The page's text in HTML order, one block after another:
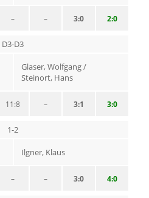
2:0
3:0
–
–
D3-D3
Glaser, Wolfgang /
Steinort, Hans
3:0
3:1
–
11:8
1-2
Ilgner, Klaus
4:0
3:0
–
–